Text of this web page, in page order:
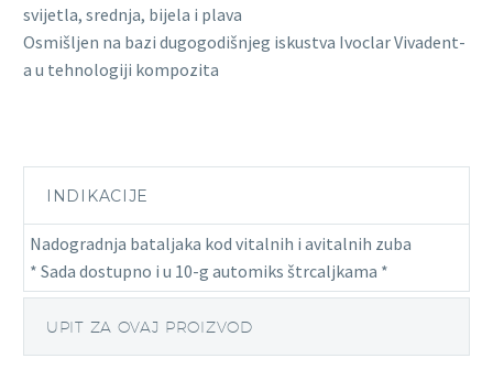
svijetla, srednja, bijela i plava
Osmišljen na bazi dugogodišnjeg iskustva Ivoclar Vivadent-
a u tehnologiji kompozita
INDIKACIJE
Nadogradnja bataljaka kod vitalnih i avitalnih zuba
* Sada dostupno i u 10-g automiks štrcaljkama *
UPIT ZA OVAJ PROIZVOD